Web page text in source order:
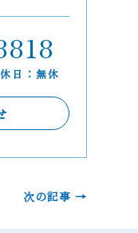
日：無休
次の記事 →